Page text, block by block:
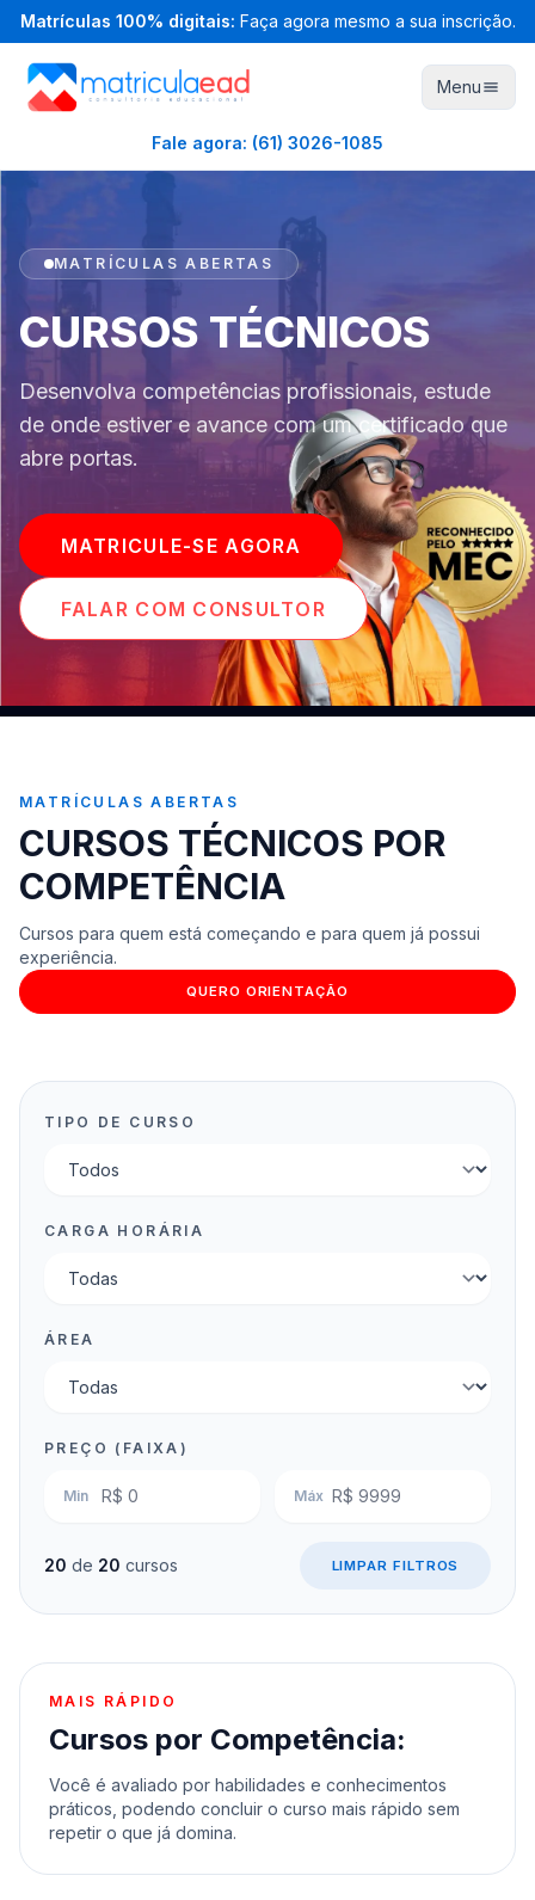
Matrículas 100% digitais: Faça agora mesmo a sua inscrição.
Menu
Fale agora: (61) 3026-1085
MATRÍCULAS ABERTAS
CURSOS TÉCNICOS
Desenvolva competências profissionais, estude
de onde estiver e avance com um certificado que
abre portas.
MATRICULE-SE AGORA
FALAR COM CONSULTOR
MATRÍCULAS ABERTAS
CURSOS TÉCNICOS POR
COMPETÊNCIA
Cursos para quem está começando e para quem já possui
experiência.
QUERO ORIENTAÇÃO
TIPO DE CURSO
CARGA HORÁRIA
ÁREA
PREÇO (FAIXA)
Min Máx
20 de 20 cursos LIMPAR FILTROS
MAIS RÁPIDO
Cursos por Competência:
Você é avaliado por habilidades e conhecimentos
práticos, podendo concluir o curso mais rápido sem
repetir o que já domina.